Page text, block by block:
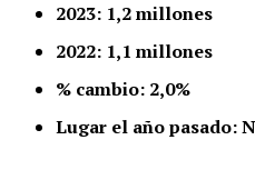
2023: 1,2 millones
2022: 1,1 millones
% cambio: 2,0%
Lugar el año pasado: